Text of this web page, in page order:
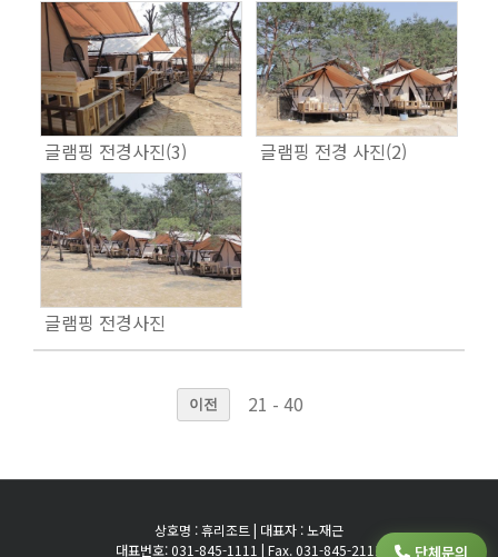
글램핑 전경사진(3) 글램핑 전경 사진(2)
글램핑 전경사진
이전 21 - 40
상호명 : 휴리조트 | 대표자 : 노재근
대표번호: 031-845-1111 | Fax. 031-845-2111
단체문의